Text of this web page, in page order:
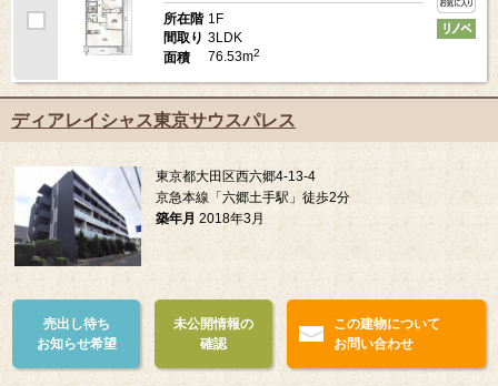
所在階 1F
間取り 3LDK
面積
76.53m2
ディアレイシャス東京サウスパレス
東京都大田区西六郷4-13-4
京急本線「六郷土手駅」徒歩2分
築年月 2018年3月
売出し待ち
お知らせ希望
未公開情報の
確認
この建物について
お問い合わせ